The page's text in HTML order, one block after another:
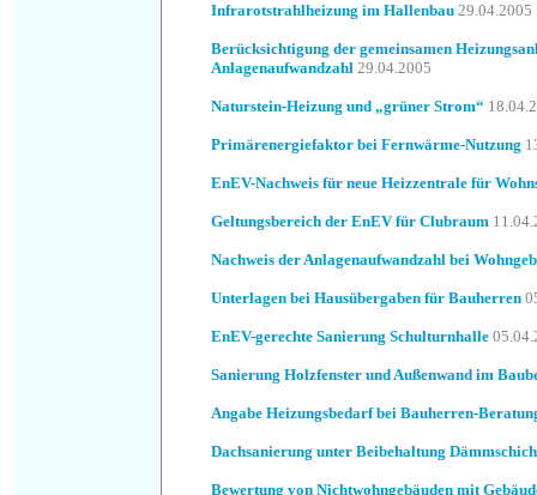
Infrarotstrahlheizung im Hallenbau 29.04.2005
Berücksichtigung der gemeinsamen
Anlagenaufwandzahl 29.04.2005
Naturstein-Heizung und „grüner Strom“
Primärenergiefaktor bei Fernwärme-Nutzung
EnEV-Nachweis für neue Heizzentrale für
Geltungsbereich der EnEV für Clubraum
Nachweis der Anlagenaufwandzahl bei
Unterlagen bei Hausübergaben für Bauherren
EnEV-gerechte Sanierung Schulturnhalle
Sanierung Holzfenster und Außenwand im
Angabe Heizungsbedarf bei Bauherren-
Dachsanierung unter Beibehaltung
Bewertung von Nichtwohngebäuden mit